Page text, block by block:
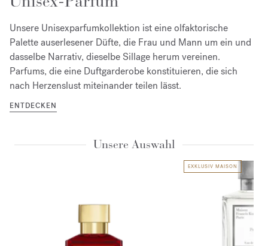
Unsere Unisexparfumkollektion ist eine olfaktorische
Palette auserlesener Düfte, die Frau und Mann um ein und
dasselbe Narrativ, dieselbe Sillage herum vereinen.
Parfums, die eine Duftgarderobe konstituieren, die sich
nach Herzenslust miteinander teilen lässt.
ENTDECKEN
Unsere Auswahl
EXKLUSIV MAISON